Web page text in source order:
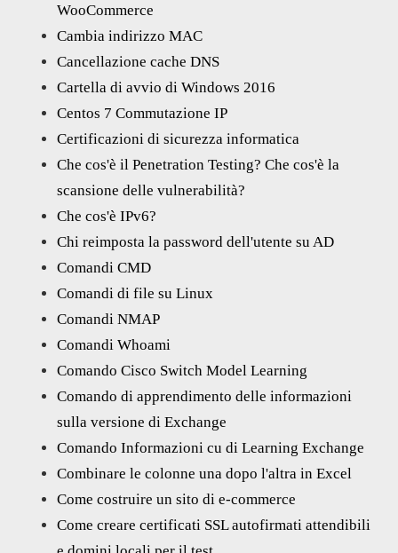
WooCommerce
Cambia indirizzo MAC
Cancellazione cache DNS
Cartella di avvio di Windows 2016
Centos 7 Commutazione IP
Certificazioni di sicurezza informatica
Che cos'è il Penetration Testing? Che cos'è la
scansione delle vulnerabilità?
Che cos'è IPv6?
Chi reimposta la password dell'utente su AD
Comandi CMD
Comandi di file su Linux
Comandi NMAP
Comandi Whoami
Comando Cisco Switch Model Learning
Comando di apprendimento delle informazioni
sulla versione di Exchange
Comando Informazioni cu di Learning Exchange
Combinare le colonne una dopo l'altra in Excel
Come costruire un sito di e-commerce
Come creare certificati SSL autofirmati attendibili